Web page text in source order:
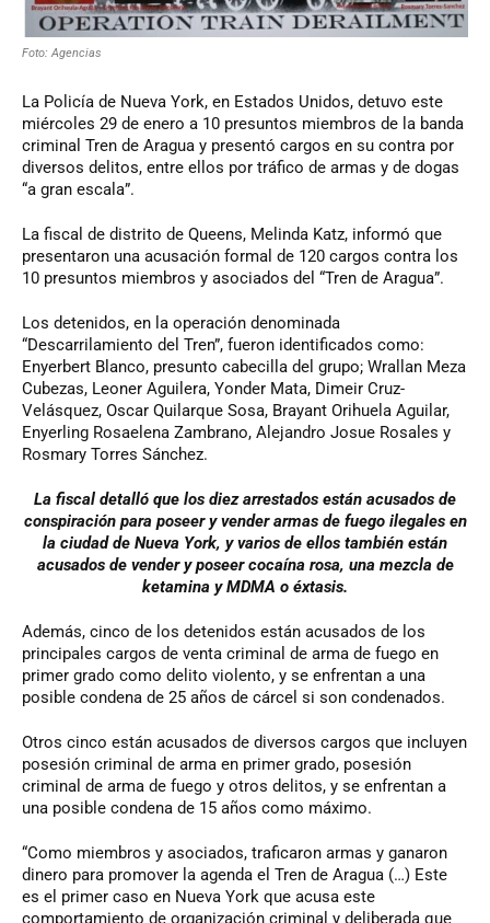
Foto: Agencias
La Policía de Nueva York, en Estados Unidos, detuvo este
miércoles 29 de enero a 10 presuntos miembros de la banda
criminal Tren de Aragua y presentó cargos en su contra por
diversos delitos, entre ellos por tráfico de armas y de dogas
“a gran escala”.
La fiscal de distrito de Queens, Melinda Katz, informó que
presentaron una acusación formal de 120 cargos contra los
10 presuntos miembros y asociados del “Tren de Aragua”.
Los detenidos, en la operación denominada
“Descarrilamiento del Tren”, fueron identificados como:
Enyerbert Blanco, presunto cabecilla del grupo; Wrallan Meza
Cubezas, Leoner Aguilera, Yonder Mata, Dimeir Cruz-
Velásquez, Oscar Quilarque Sosa, Brayant Orihuela Aguilar,
Enyerling Rosaelena Zambrano, Alejandro Josue Rosales y
Rosmary Torres Sánchez.
La fiscal detalló que los diez arrestados están acusados ​​de
conspiración para poseer y vender armas de fuego ilegales en
la ciudad de Nueva York, y varios de ellos ​​también están
acusados ​​de vender y poseer cocaína rosa, una mezcla de
ketamina y MDMA o éxtasis.
Además, cinco de los detenidos ​​están acusados ​​de los
principales cargos de venta criminal de arma de fuego en
primer grado como delito violento, y se enfrentan a una
posible condena de 25 años de cárcel si son condenados.
Otros cinco están acusados ​​de diversos cargos que incluyen
posesión criminal de arma en primer grado, posesión
criminal de arma de fuego y otros delitos, y ​​se enfrentan a
una posible condena de 15 años como máximo.
“Como miembros y asociados, traficaron armas y ganaron
dinero para promover la agenda el Tren de Aragua (…) Este
es el primer caso en Nueva York que acusa este
comportamiento de organización criminal y deliberada que